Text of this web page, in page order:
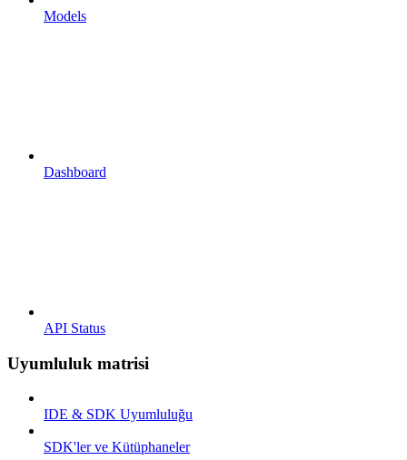
Models
Dashboard
API Status
Uyumluluk matrisi
IDE & SDK Uyumluluğu
SDK'ler ve Kütüphaneler